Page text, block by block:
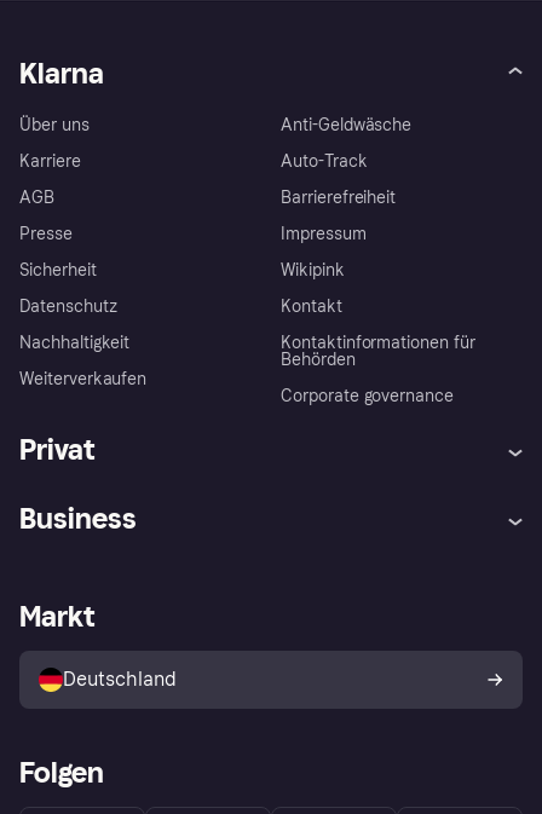
Klarna
Über uns
Karriere
AGB
Presse
Sicherheit
Datenschutz
Nachhaltigkeit
Weiterverkaufen
Anti-Geldwäsche
Auto-Track
Barrierefreiheit
Impressum
Wikipink
Kontakt
Kontaktinformationen für
Behörden
Corporate governance
Privat
Klarna App
Shops entdecken
Käuferschutzrichtlinie
Dein Widerrufsrecht
Business
Händlerportal
Markt
Deutschland
Folgen